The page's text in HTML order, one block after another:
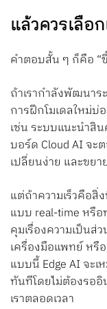
แล้วควรเลือ
คำตอบสั้น ๆ ก็คือ “
ถ้าเรากำลังพัฒนา
การฝึกโมเดลใหม่
เช่น ระบบแนะนำสิ
บอร์ด Cloud AI จะ
เปลี่ยนง่าย และขย
แต่ถ้าความเร็วคือ
แบบ real-time หรื
คุมเรื่องความเป็นส่
เครื่องมือแพทย์ หรื
แบบนี้ Edge AI จะเ
ทันทีโดยไม่ต้องรออิ
เราตลอดเวลา